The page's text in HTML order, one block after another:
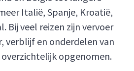
Italië, Spanje, Kroatië,
Bij veel reizen zijn vervoer
verblijf en onderdelen van
opgenomen.